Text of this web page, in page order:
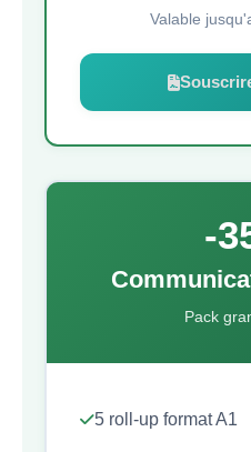
Valable
-
Pack
5 roll-up format A1